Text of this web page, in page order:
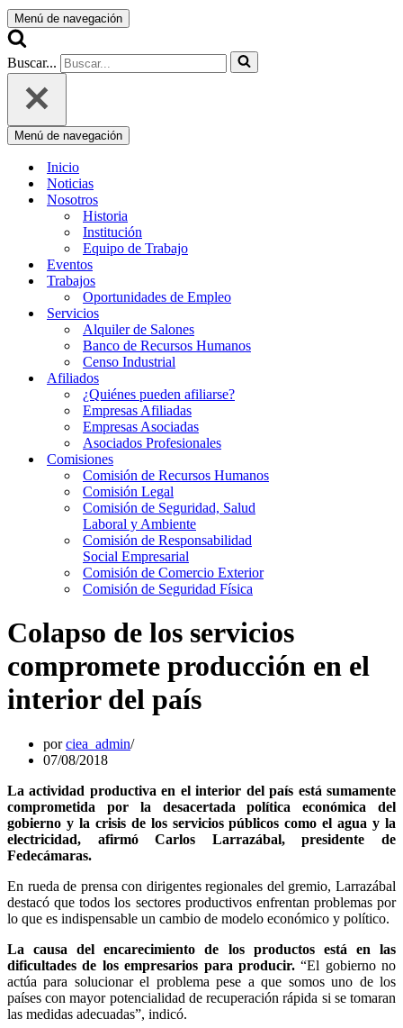
Menú de navegación
Buscar...
Menú de navegación
Inicio
Noticias
Nosotros
Historia
Institución
Equipo de Trabajo
Eventos
Trabajos
Oportunidades de Empleo
Servicios
Alquiler de Salones
Banco de Recursos Humanos
Censo Industrial
Afiliados
¿Quiénes pueden afiliarse?
Empresas Afiliadas
Empresas Asociadas
Asociados Profesionales
Comisiones
Comisión de Recursos Humanos
Comisión Legal
Comisión de Seguridad, Salud
Laboral y Ambiente
Comisión de Responsabilidad
Social Empresarial
Comisión de Comercio Exterior
Comisión de Seguridad Física
Colapso de los servicios
compromete producción en el
interior del país
porciea_admin
07/08/2018
La actividad productiva en el interior del país está sumamente
comprometida por la desacertada política económica del
gobierno y la crisis de los servicios públicos como el agua y la
electricidad, afirmó Carlos Larrazábal, presidente de
Fedecámaras.
En rueda de prensa con dirigentes regionales del gremio, Larrazábal
destacó que todos los sectores productivos enfrentan problemas por
lo que es indispensable un cambio de modelo económico y político.
La causa del encarecimiento de los productos está en las
dificultades de los empresarios para producir.“El gobierno no
actúa para solucionar el problema pese a que somos uno de los
países con mayor potencialidad de recuperación rápida si se tomaran
las medidas adecuadas”, indicó.